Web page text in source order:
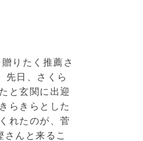
りたく推薦さ
日、さくら
と玄関に出迎
らきらとした
れたのが、菅
んと来るこ